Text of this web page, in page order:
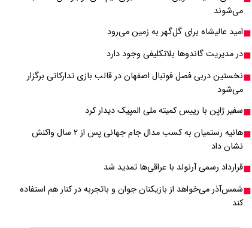
می‌شوند
امید عالیشاه برای گل‌گهر به زمین می‌رود
در مدیریت گاندوها بلاتکلیفی وجود دارد
نخستین دربی فصل فوتبال اصفهان در قالب بازی تدارکاتی برگزار
می‌شود
سفیر ژاپن با رییس کمیته ملی المپیک دیدار کرد
هانیه رستمیان به کسب مدال جام جهانی پس از ۲ سال واکنش
نشان داد
قرارداد رسمی آرنولد با عراقی‌ها تمدید شد
شمس‌آذر می‌خواهد از بازیکنان جوان و باتجربه در کنار هم استفاده
کند